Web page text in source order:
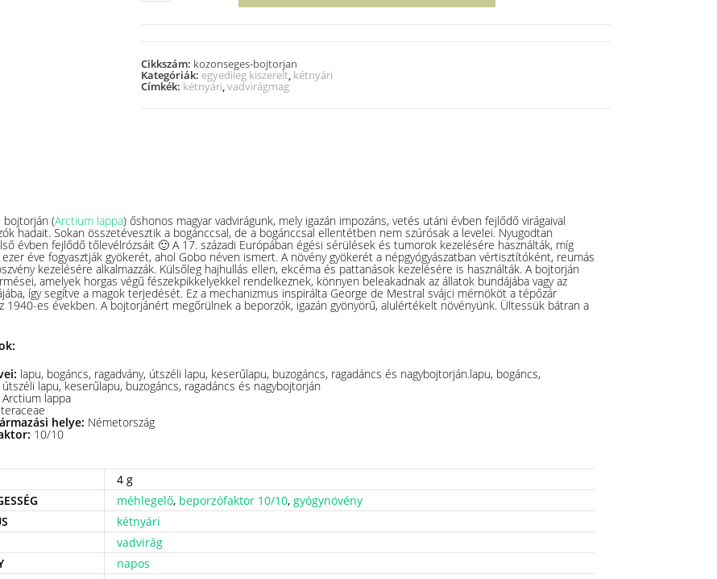
Cikkszám: kozonseges-bojtorjan
Kategóriák: egyedileg kiszerelt, kétnyári
Címkék: kétnyári,vadvirágmag
bojtorján (Arctium lappa) őshonos magyar vadvirágunk, mely igazán impozáns, vetés utáni évben fejlődő virágaival
hadait. Sokan összetévesztik a bogánccsal, de a bogánccsal ellentétben nem szúrósak a levelei. Nyugodtan
évben fejlődő tőlevélrózsáit 🙂 A 17. századi Európában égési sérülések és tumorok kezelésére használták, míg
ezer éve fogyasztják gyökerét, ahol Gobo néven ismert. A növény gyökerét a népgyógyászatban vértisztítóként, reumás
kezelésére alkalmazzák. Külsőleg hajhullás ellen, ekcéma és pattanások kezelésére is használták. A bojtorján
amelyek horgas végű fészekpikkelyekkel rendelkeznek, könnyen beleakadnak az állatok bundájába vagy az
így segítve a magok terjedését. Ez a mechanizmus inspirálta George de Mestral svájci mérnököt a tépőzár
1940-es években. A bojtorjánért megőrülnek a beporzók, igazán gyönyörű, alulértékelt növényünk. Ültessük bátran a
lapu, bogáncs, ragadvány, útszéli lapu, keserűlapu, buzogáncs, ragadáncs és nagybojtorján.lapu, bogáncs,
útszéli lapu, keserűlapu, buzogáncs, ragadáncs és nagybojtorján
Arctium lappa
helye: Németország
10/10
4 g
méhlegelő, beporzófaktor 10/10, gyógynövény
kétnyári
vadvirág
napos